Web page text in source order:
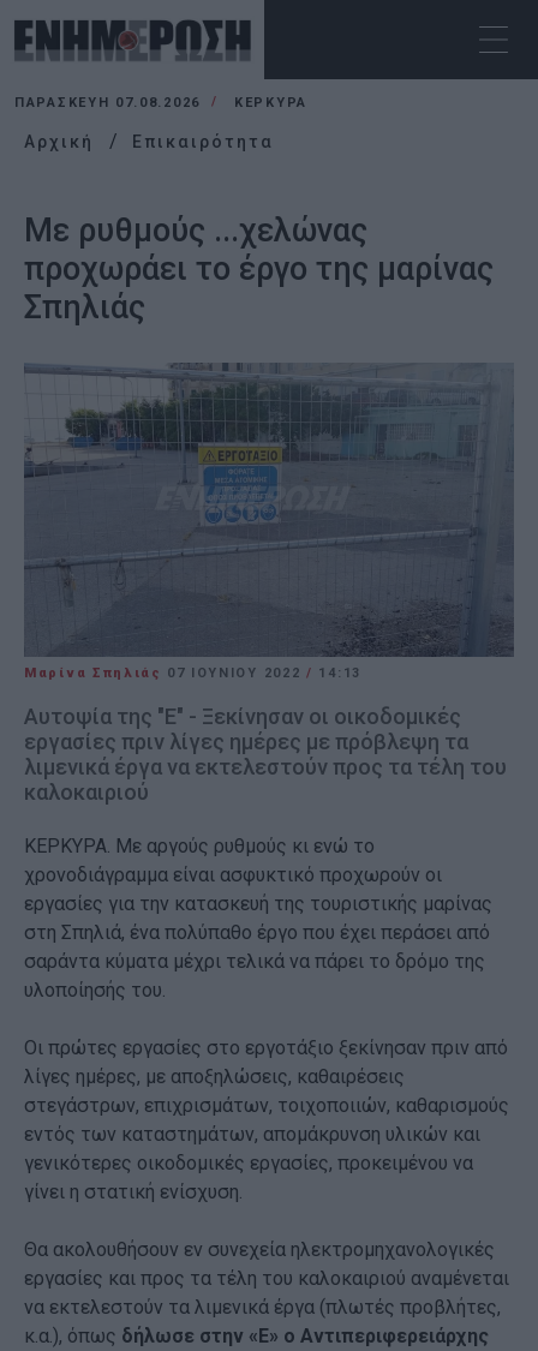
ΠΑΡΑΣΚΕΥΉ 07.08.2026 ΚΕΡΚΥΡΑ
Αρχική Επικαιρότητα
Με ρυθμούς ...χελώνας
προχωράει το έργο της μαρίνας
Σπηλιάς
Μαρίνα Σπηλιάς 07 ΙΟΥΝΊΟΥ 2022/ 14:13
Αυτοψία της "Ε" - Ξεκίνησαν οι οικοδομικές
εργασίες πριν λίγες ημέρες με πρόβλεψη τα
λιμενικά έργα να εκτελεστούν προς τα τέλη του
καλοκαιριού
ΚΕΡΚΥΡΑ. Με αργούς ρυθμούς κι ενώ το
χρονοδιάγραμμα είναι ασφυκτικό προχωρούν οι
εργασίες για την κατασκευή της τουριστικής μαρίνας
στη Σπηλιά, ένα πολύπαθο έργο που έχει περάσει από
σαράντα κύματα μέχρι τελικά να πάρει το δρόμο της
υλοποίησής του.
Οι πρώτες εργασίες στο εργοτάξιο ξεκίνησαν πριν από
λίγες ημέρες, με αποξηλώσεις, καθαιρέσεις
στεγάστρων, επιχρισμάτων, τοιχοποιιών, καθαρισμούς
εντός των καταστημάτων, απομάκρυνση υλικών και
γενικότερες οικοδομικές εργασίες, προκειμένου να
γίνει η στατική ενίσχυση.
Θα ακολουθήσουν εν συνεχεία ηλεκτρομηχανολογικές
εργασίες και προς τα τέλη του καλοκαιριού αναμένεται
να εκτελεστούν τα λιμενικά έργα (πλωτές προβλήτες,
κ.α.), όπως δήλωσε στην «Ε» ο Αντιπεριφερειάρχης